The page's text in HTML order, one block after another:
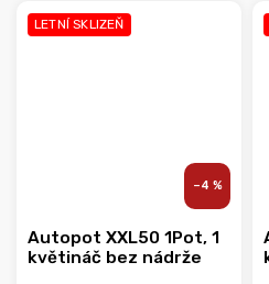
LETNÍ SKLIZEŇ
–4 %
Autopot XXL50 1Pot, 1
květináč bez nádrže